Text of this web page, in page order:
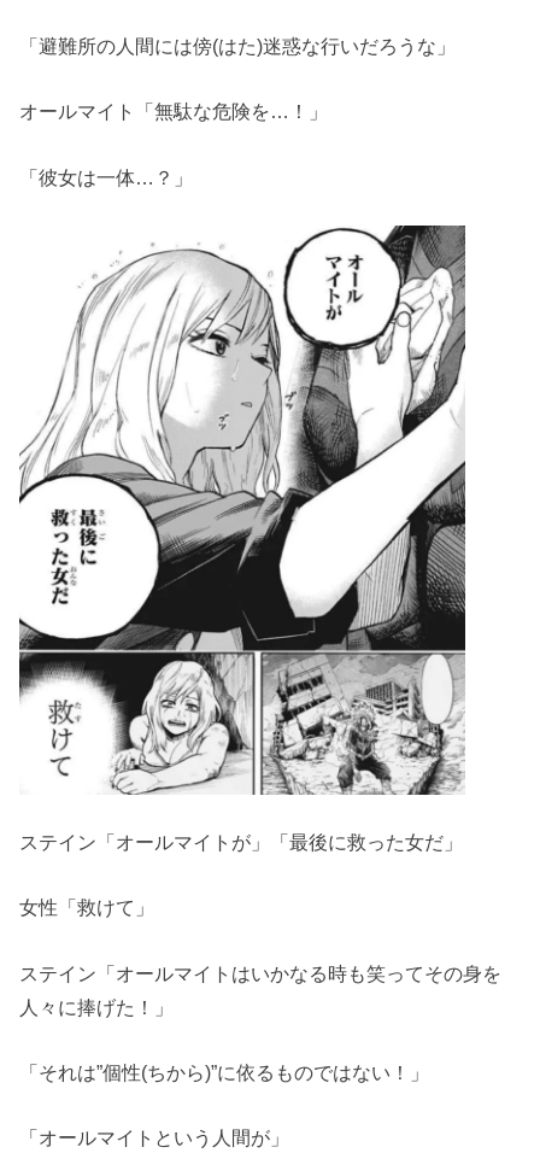
「避難所の人間には傍(はた)迷惑な行いだろうな」
オールマイト「無駄な危険を…！」
「彼女は一体…？」
ステイン「オールマイトが」「最後に救った女だ」
女性「救けて」
ステイン「オールマイトはいかなる時も笑ってその身を
人々に捧げた！」
「それは”個性(ちから)”に依るものではない！」
「オールマイトという人間が」